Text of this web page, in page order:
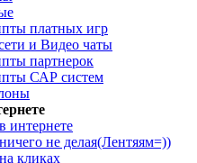
платных игр
и Видео чаты
партнерок
САР систем
интернете
не делая(Лентяям=))
кликах